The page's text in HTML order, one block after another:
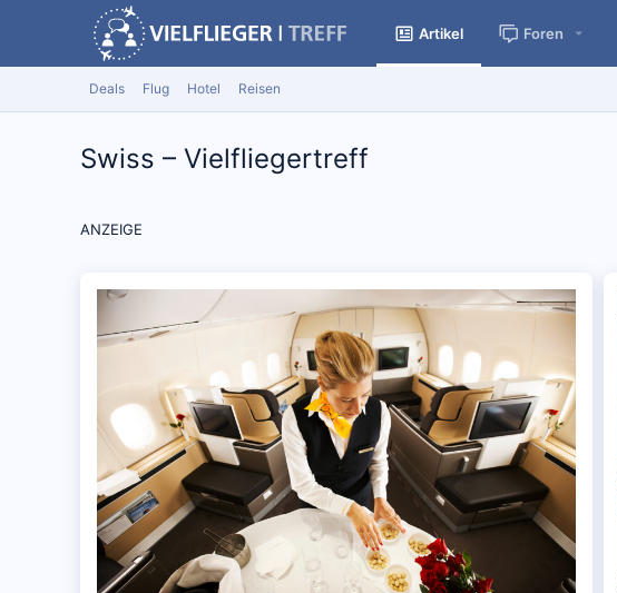
Artikel Foren
Deals Flug Hotel Reisen
Swiss – Vielfliegertreff
ANZEIGE